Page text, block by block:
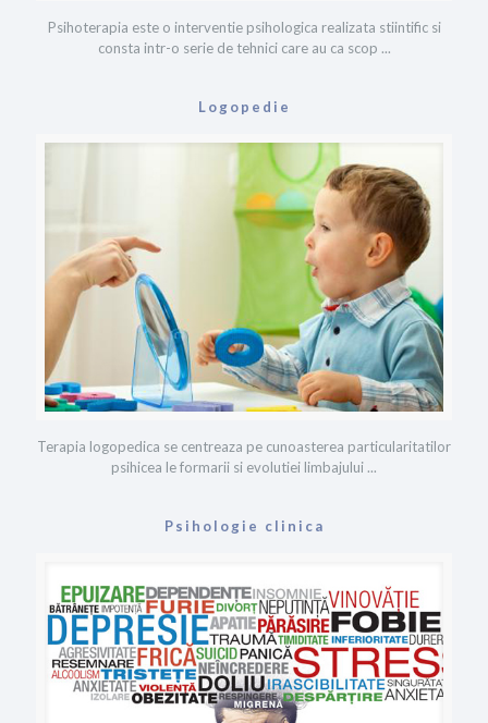
Psihoterapia este o interventie psihologica realizata stiintific si
consta intr-o serie de tehnici care au ca scop ...
Logopedie
Terapia logopedica se centreaza pe cunoasterea particularitatilor
psihicea le formarii si evolutiei limbajului ...
Psihologie clinica